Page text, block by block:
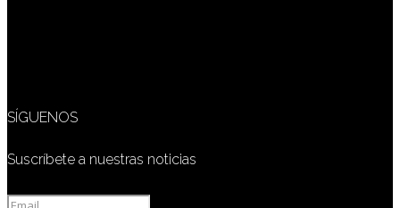
SÍGUENOS
Suscríbete a nuestras noticias